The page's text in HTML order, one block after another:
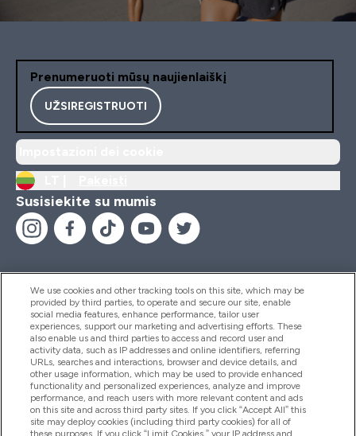
Prenumeruoti mūsų naujienlaiškį
UŽSIREGISTRUOTI
Susisiekite su mumis
Pagalba Ir Informacija
Produktai
Informacija Apie Kompaniją
We use cookies and other tracking tools on this site, which may be
provided by third parties, to operate and secure our site, enable
social media features, enhance performance, tailor user
experiences, support our marketing and advertising efforts. These
also enable us and third parties to access and record user and
activity data, such as IP addresses and online identifiers, referring
URLs, searches and interactions, browser and device details, and
other usage information, which may be used to provide enhanced
functionality and personalized experiences, analyze and improve
performance, and reach users with more relevant content and ads
on this site and across third party sites. If you click “Accept All” this
site may deploy cookies (including third party cookies) for all of
these purposes. If you click “Limit Cookies,” your IP address and